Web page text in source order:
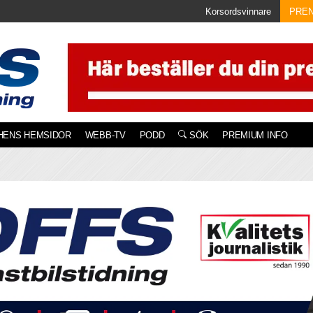
Korsordsvinnare
HEMSIDOR WEBB-TV PODD SÖK PREMIUM INFO